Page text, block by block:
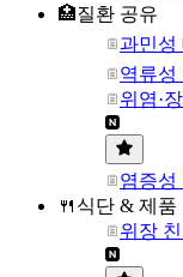
🏥질환 공유
과민성
역류성
위염·
염증성
🍴식단 & 제품
위장